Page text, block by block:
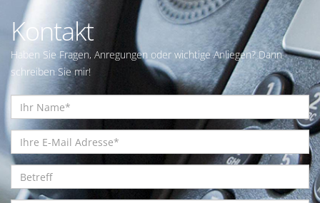
Kontakt
Haben Sie Fragen, Anregungen oder wichtige Anliegen? Dann
schreiben Sie mir!